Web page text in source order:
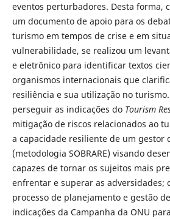
eventos perturbadores. Desta forma,
um documento de apoio para os
turismo em tempos de crise e em
vulnerabilidade, se realizou um
e eletrônico para identificar textos
organismos internacionais que
resiliência e sua utilização no
perseguir as indicações do Tourism
mitigação de riscos relacionados ao
a capacidade resiliente de um gestor
(metodologia SOBRARE) visando
capazes de tornar os sujeitos mais
enfrentar e superar as adversidades;
processo de planejamento e gestão
indicações da Campanha da ONU